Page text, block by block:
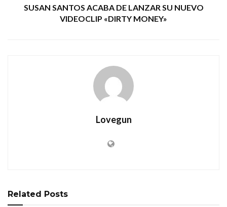
SUSAN SANTOS ACABA DE LANZAR SU NUEVO
VIDEOCLIP «DIRTY MONEY»
Lovegun
Related Posts